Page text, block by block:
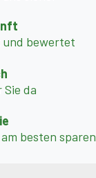
bewertet
da
besten sparen